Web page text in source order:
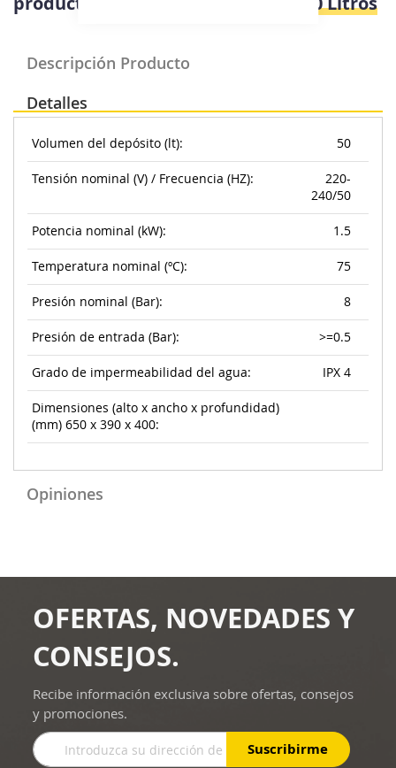
Descripción Producto
Detalles
Volumen del depósito (lt): 50
Tensión nominal (V) / Frecuencia (HZ):
220-
240/50
Potencia nominal (kW): 1.5
Temperatura nominal (ºC): 75
Presión nominal (Bar): 8
Presión de entrada (Bar): >=0.5
Grado de impermeabilidad del agua: IPX 4
Dimensiones (alto x ancho x profundidad)
(mm) 650 x 390 x 400:
Opiniones
OFERTAS, NOVEDADES Y
CONSEJOS.
Recibe información exclusiva sobre ofertas, consejos
y promociones.
Inscríbase
a
Suscribirme